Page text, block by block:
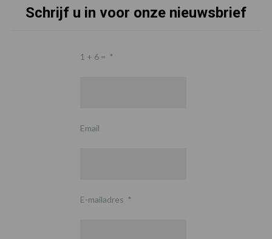
Schrijf u in voor onze nieuwsbrief
1 + 6 = *
Email
E-mailadres *